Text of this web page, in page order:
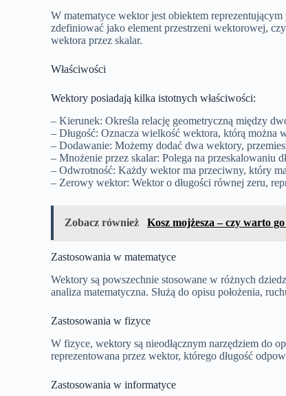
W matematyce wektor jest obiektem
zdefiniować jako element przestrzeni wektorowej,
wektora przez skalar.
Właściwości
Wektory posiadają kilka istotnych właściwości:
– Kierunek: Określa relację geometryczną między
– Długość: Oznacza wielkość wektora, którą można
– Dodawanie: Możemy dodać dwa wektory,
– Mnożenie przez skalar: Polega na przeskalowaniu
– Odwrotność: Każdy wektor ma przeciwny, który
– Zerowy wektor: Wektor o długości równej zeru,
Zobacz również Kosz mojżesza – czy warto go
Zastosowania w matematyce
Wektory są powszechnie stosowane w różnych
analiza matematyczna. Służą do opisu położenia,
Zastosowania w fizyce
W fizyce, wektory są nieodłącznym narzędziem do
reprezentowana przez wektor, którego długość
Zastosowania w informatyce